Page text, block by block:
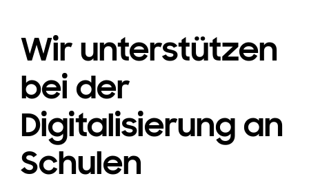
Wir unterstützen
bei der
Digitalisierung an
Schulen